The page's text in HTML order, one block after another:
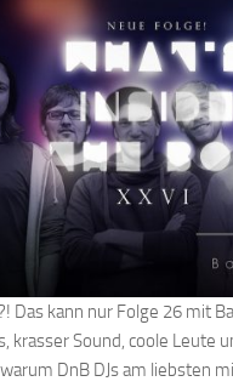
Das kann nur Folge 26 mit
krasser Sound, coole Leute
DnB DJs am liebsten